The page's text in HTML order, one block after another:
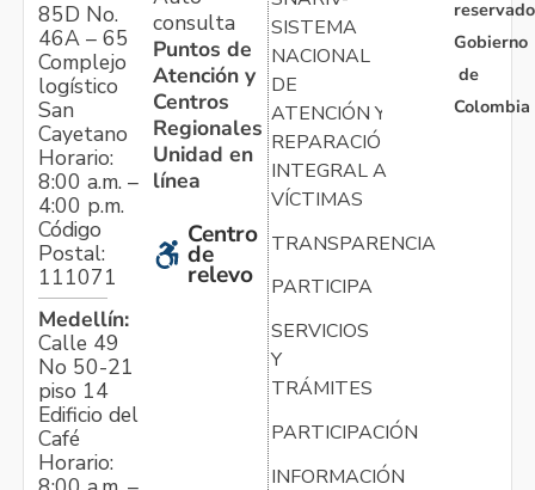
85D No.
46A – 65
Complejo
logístico
San
Cayetano
Horario:
8:00 a.m. –
4:00 p.m.
Código
Postal:
111071
Medellín:
Calle 49
No 50-21
piso 14
Edificio del
Café
Horario:
consulta
Puntos de
Atención y
Centros
Regionales
Unidad en
línea
Centro
de
relevo
SISTEMA
NACIONAL
DE
ATENCIÓN Y
REPARACIÓN
INTEGRAL A
VÍCTIMAS
TRANSPARENCIA
PARTICIPA
SERVICIOS
Y
TRÁMITES
PARTICIPACIÓN
INFORMACIÓN
Gobierno
de
Colombia